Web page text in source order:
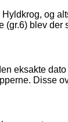
og
blev der
eksakte
Disse